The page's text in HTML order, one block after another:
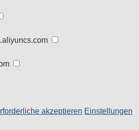
akzeptieren Einstellungen